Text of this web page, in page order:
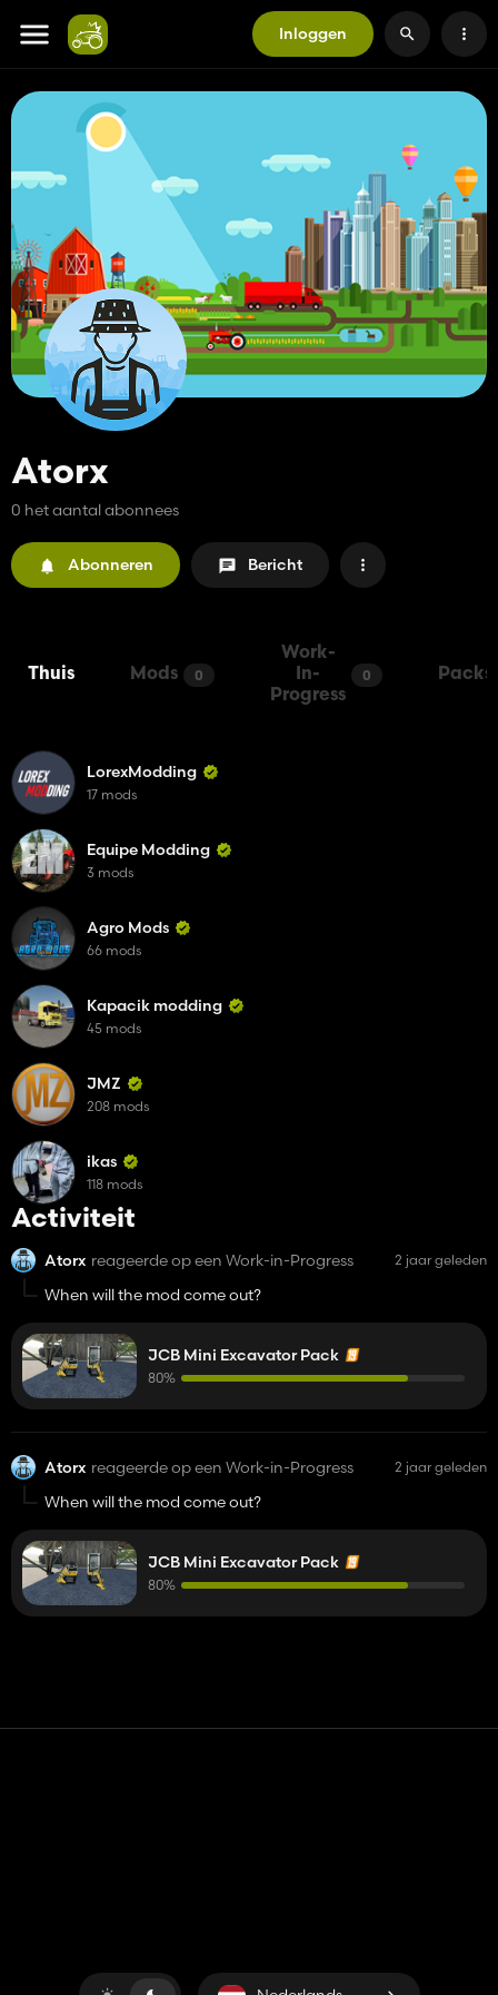
Inloggen
Atorx
0 het aantal abonnees
Abonneren Bericht
Thuis Mods 0
Work-
In-
Progress
0 Packs
Activiteit
Atorx reageerde op een Work-in-Progress 2 jaar geleden
When will the mod come out?
JCB Mini Excavator Pack
80%
Atorx reageerde op een Work-in-Progress 2 jaar geleden
When will the mod come out?
JCB Mini Excavator Pack
80%
LorexModding
17 mods
Equipe Modding
3 mods
Agro Mods
66 mods
Kapacik modding
45 mods
JMZ
208 mods
ikas
118 mods